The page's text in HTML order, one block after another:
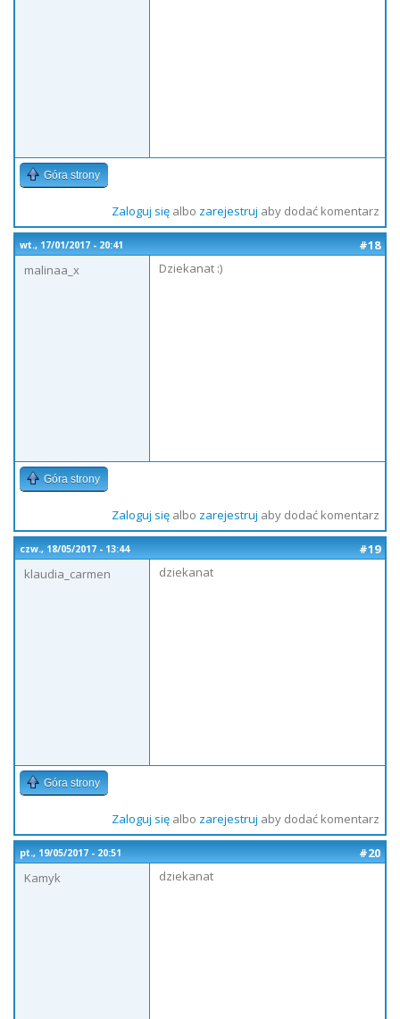
Góra strony
Zaloguj sięalbo zarejestruj aby dodać komentarz
wt., 17/01/2017 - 20:41
#18
malinaa_x
Dziekanat :)
Góra strony
Zaloguj sięalbo zarejestruj aby dodać komentarz
czw., 18/05/2017 - 13:44
#19
klaudia_carmen
dziekanat
Góra strony
Zaloguj sięalbo zarejestruj aby dodać komentarz
pt., 19/05/2017 - 20:51
#20
Kamyk
dziekanat